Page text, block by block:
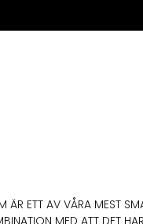
ÄR ETT AV VÅRA MEST
MED ATT DET